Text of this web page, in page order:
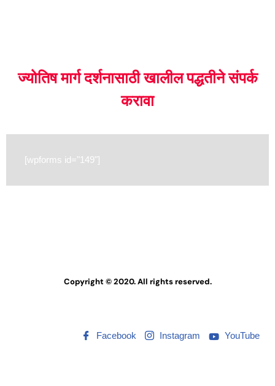
ज्योतिष मार्ग दर्शनासाठी खालील पद्धतीने संपर्क
करावा
[wpforms id="149"]
Copyright © 2020. All rights reserved.
Facebook Instagram YouTube